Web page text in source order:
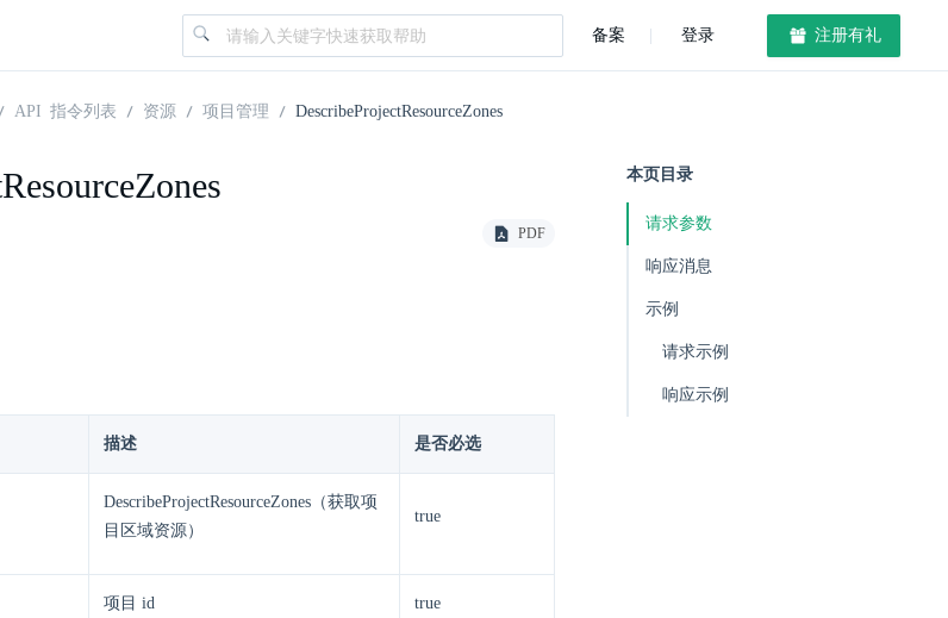
备案 登录 注册有礼
API 指令列表 资源 项目管理 DescribeProjectResourceZones
PDF
描述 是否必选
DescribeProjectResourceZones（获取项
目区域资源）
true
项目 id true
本页目录
请求参数
响应消息
示例
请求示例
响应示例